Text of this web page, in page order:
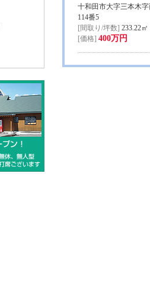
十和田市大字三本木
114番5
[間取り/坪数] 233.22㎡
[価格] 400万円